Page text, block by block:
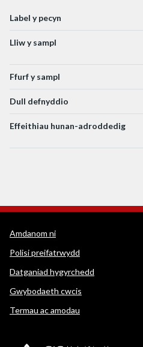
Label y pecyn
Lliw y sampl
Ffurf y sampl
Dull defnyddio
Effeithiau hunan-adroddedig
Dolenni cymorth
Amdanom ni
Polisi preifatrwydd
Datganiad hygyrchedd
Gwybodaeth cwcis
Termau ac amodau